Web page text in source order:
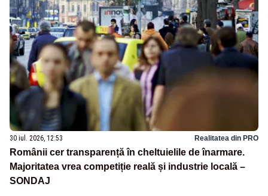
30 iul. 2026, 12:53 Realitatea din PRO
Românii cer transparență în cheltuielile de înarmare.
Majoritatea vrea competiție reală și industrie locală –
SONDAJ